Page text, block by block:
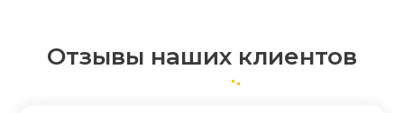
Отзывы наших клиентов